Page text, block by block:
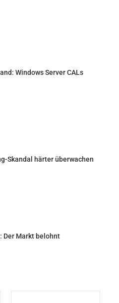
Windows Server CALs
Skandal härter überwachen
Der Markt belohnt